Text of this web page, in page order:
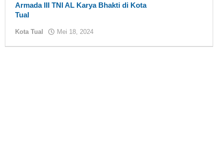
Armada III TNI AL Karya Bhakti di Kota
Tual
Kota Tual Mei 18, 2024